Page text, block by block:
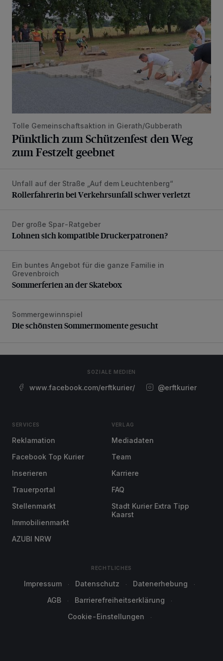
Tolle Gemeinschaftsaktion in Gierath/Gubberath
Pünktlich zum Schützenfest den Weg
zum Festzelt geebnet
Rollerfahrerin bei Verkehrsunfall schwer verletzt
Unfall auf der Straße „Auf dem Leuchtenberg“
Rollerfahrerin bei Verkehrsunfall schwer verletzt
Lohnen sich kompatible Druckerpatronen?
Der große Spar-Ratgeber
Lohnen sich kompatible Druckerpatronen?
Sommerferien an der Skatebox
Ein buntes Angebot für die ganze Familie in
Grevenbroich
Sommerferien an der Skatebox
Die schönsten Sommermomente gesucht
Sommergewinnspiel
Die schönsten Sommermomente gesucht
SOZIALE MEDIEN
www.facebook.com/erftkurier/ @erftkurier
SERVICES
Reklamation
Facebook Top Kurier
Inserieren
Trauerportal
Stellenmarkt
Immobilienmarkt
AZUBI NRW
VERLAG
Mediadaten
Team
Karriere
FAQ
Stadt Kurier Extra Tipp
Kaarst
RECHTLICHES
Impressum Datenschutz
Datenerhebung
AGB
Barrierefreiheitserklärung
Cookie-Einstellungen